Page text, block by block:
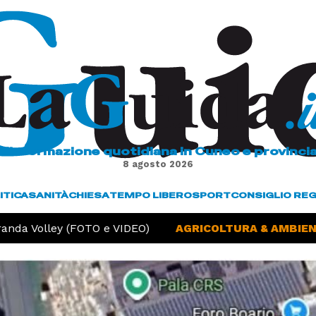
L'informazione quotidiana in Cuneo e
8 agosto 2026
SANITÀCHIESATEMPO LIBEROSPORTCONSIGLIO
(FOTO e VIDEO) AGRICOLTURA &